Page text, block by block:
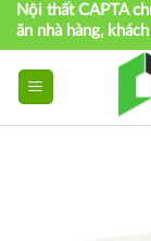
Skip
content
Nội thất CAPTA
ăn nhà hàng,